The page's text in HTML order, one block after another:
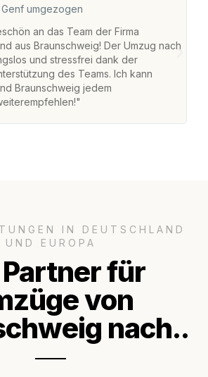
umgezogen
an das Team der Firma
aus Braunschweig! Der Umzug nach
und stressfrei dank der
des Teams. Ich kann
Braunschweig jedem
IN DEUTSCHLAND
UND EUROPA
für
von
nach..